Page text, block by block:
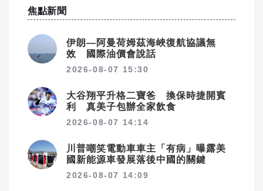
焦點新聞
伊朗—阿曼荷姆茲海峽復航協議無
效 國際油價會說話
2026-08-07 15:30
大谷翔平升格二寶爸 換保時捷開賓
利 真美子包辦全家飲食
2026-08-07 14:14
川普嘲笑電動車車主「有病」曝露美
國新能源車發展落後中國的關鍵
2026-08-07 14:09